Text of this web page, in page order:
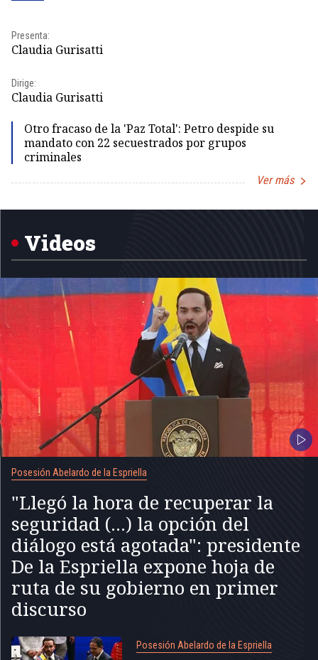
Presenta:
Claudia Gurisatti
Dirige:
Claudia Gurisatti
Otro fracaso de la 'Paz Total': Petro despide su
mandato con 22 secuestrados por grupos
criminales
Ver más
1
Videos
Posesión Abelardo de la Espriella
"Llegó la hora de recuperar la
seguridad (...) la opción del
diálogo está agotada": presidente
De la Espriella expone hoja de
ruta de su gobierno en primer
discurso
Posesión Abelardo de la Espriella